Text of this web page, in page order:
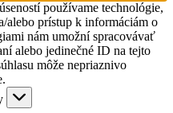
používame technológie,
alebo prístup k informáciám o
nám umožní spracovávať
alebo jedinečné ID na tejto
môže nepriaznivo